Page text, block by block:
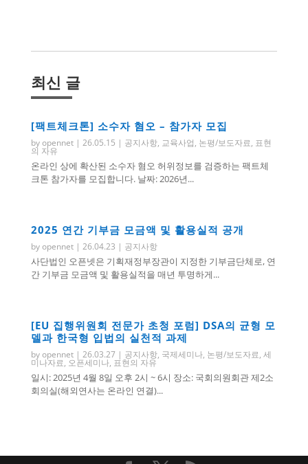
최신 글
[팩트체크톤] 소수자 혐오 – 참가자 모집
byopennet| 26.05.15 | 공지사항, 교육사업, 논평/보도자료, 표현
의 자유
온라인 상에 확산된 소수자 혐오 허위정보를 검증하는 팩트체
크톤 참가자를 모집합니다. 날짜: 2026년...
2025 연간 기부금 모금액 및 활용실적 공개
byopennet| 26.04.23 | 공지사항
사단법인 오픈넷은 기획재정부장관이 지정한 기부금단체로, 연
간 기부금 모금액 및 활용실적을 매년 투명하게...
[EU 집행위원회 전문가 초청 포럼] DSA의 균형 모
델과 한국형 입법의 실천적 과제
byopennet| 26.03.27| 공지사항, 국제세미나, 논평/보도자료, 세
미나자료, 오픈세미나, 표현의 자유
일시: 2025년 4월 8일 오후 2시 ~ 6시 장소: 국회의원회관 제2소
회의실(해외연사는 온라인 연결)...